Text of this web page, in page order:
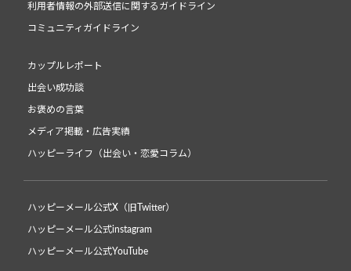
利用者情報の外部送信に関するガイドライン
コミュニティガイドライン
カップルレポート
出会い成功談
お褒めの言葉
メディア掲載・広告実績
ハッピーライフ（出会い・恋愛コラム）
ハッピーメール公式X（旧Twitter）
ハッピーメール公式instagram
ハッピーメール公式YouTube